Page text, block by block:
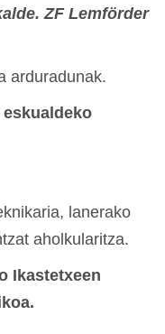
ZF Lemförder
arduradunak.
eskualdeko
lanerako
aholkularitza.
Ikastetxeen